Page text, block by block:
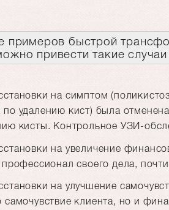
примеров быстрой
привести такие
на симптом
по удалению кист) была
кисты. Контрольное УЗИ-
на увеличение
своего дела,
на улучшение
самочувствие клиента, но и